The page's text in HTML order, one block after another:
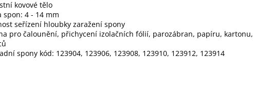
kovové tělo
spon: 4 - 14 mm
seřízení hloubky zaražení spony
pro čalounění, přichycení izolačních fólií, parozábran, papíru, kartonu,
spony kód: 123904, 123906, 123908, 123910, 123912, 123914